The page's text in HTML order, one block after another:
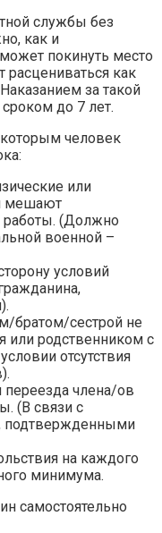
службы без
как и
покинуть место
расцениваться как
за такой
до 7 лет.
человек
или
мешают
(Должно
военной –
условий
братом/сестрой не
или родственником с
отсутствия
члена/ов
(В связи с
подтвержденными
на каждого
минимума.
самостоятельно